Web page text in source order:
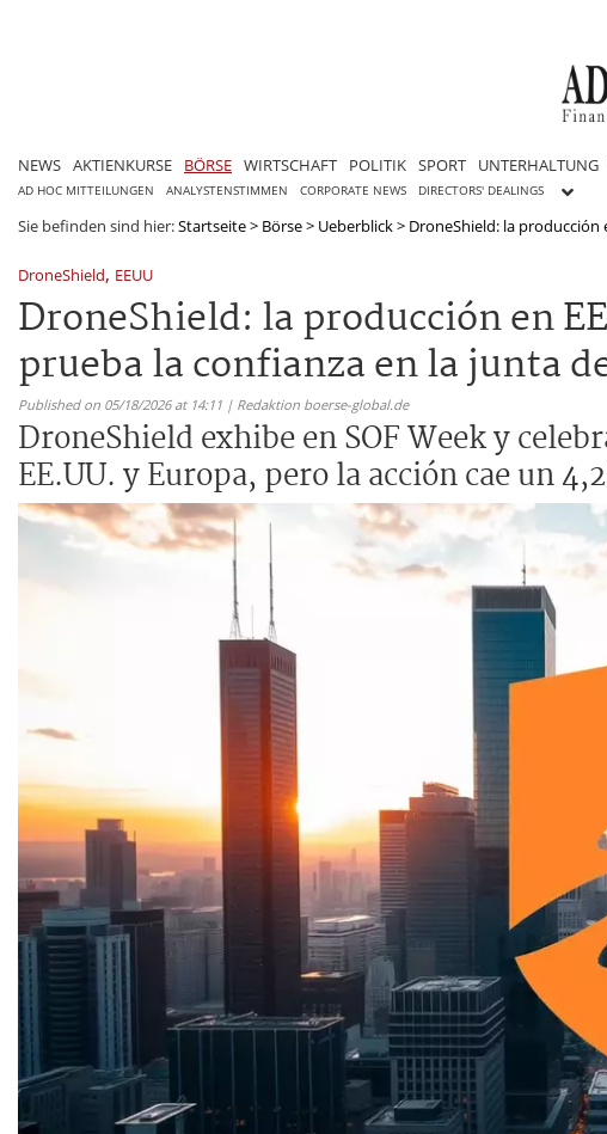
NEWS AKTIENKURSE BÖRSE WIRTSCHAFT POLITIK SPORT UNTERHALTUNG
AD HOC MITTEILUNGEN ANALYSTENSTIMMEN CORPORATE NEWS DIRECTORS' DEALINGS
Sie befinden sind hier:Startseite> Börse> Ueberblick> DroneShield: la producción
DroneShield, EEUU
DroneShield: la producción en
prueba la confianza en la junta
Published on 05/18/2026 at 14:11 | Redaktion boerse-global.de
DroneShield exhibe en SOF Week y
EE.UU. y Europa, pero la acción cae un